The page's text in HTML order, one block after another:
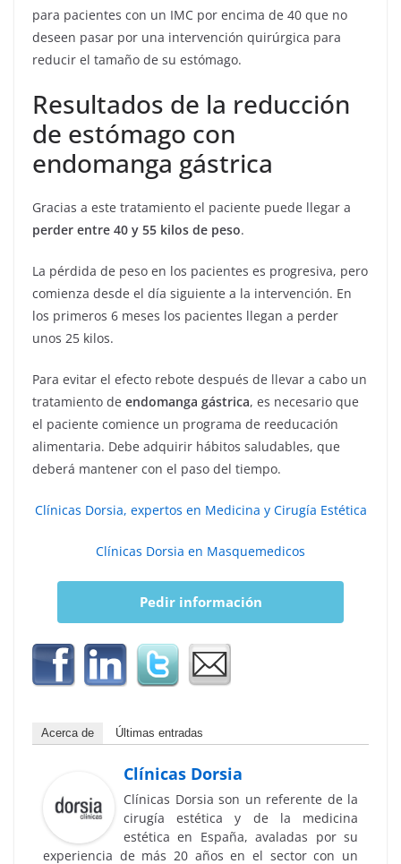
para pacientes con un IMC por encima de 40 que no
deseen pasar por una intervención quirúrgica para
reducir el tamaño de su estómago.
Resultados de la reducción
de estómago con
endomanga gástrica
Gracias a este tratamiento el paciente puede llegar a
perder entre 40 y 55 kilos de peso.
La pérdida de peso en los pacientes es progresiva, pero
comienza desde el día siguiente a la intervención. En
los primeros 6 meses los pacientes llegan a perder
unos 25 kilos.
Para evitar el efecto rebote después de llevar a cabo un
tratamiento de endomanga gástrica, es necesario que
el paciente comience un programa de reeducación
alimentaria. Debe adquirir hábitos saludables, que
deberá mantener con el paso del tiempo.
Clínicas Dorsia, expertos en Medicina y Cirugía Estética
Clínicas Dorsia en Masquemedicos
Pedir información
Acerca de Últimas entradas
Clínicas Dorsia
Clínicas Dorsia son un referente de la
cirugía estética y de la medicina
estética en España, avaladas por su
experiencia de más 20 años en el sector con un